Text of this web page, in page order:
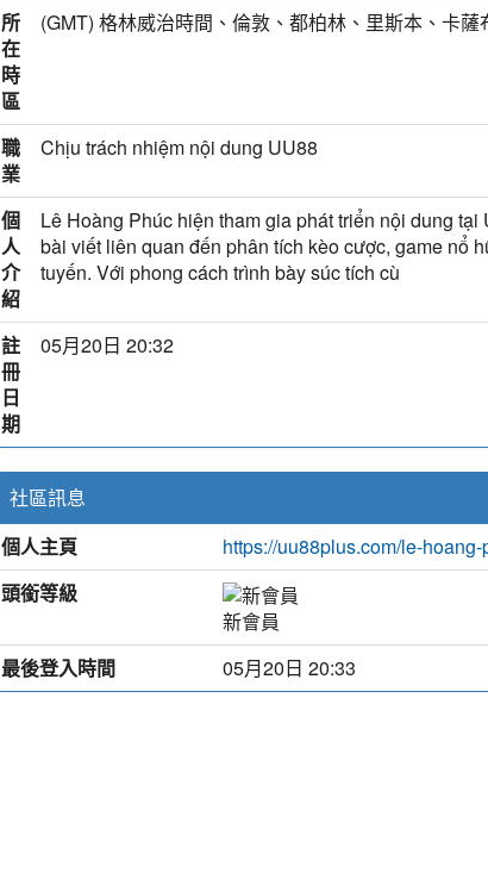
所
在
時
區
(GMT) 格林威治時間、倫敦、都柏林、里斯本、卡薩
職
業
Chịu trách nhiệm nội dung UU88
個
人
介
紹
Lê Hoàng Phúc hiện tham gia phát triển nội dung
bài viết liên quan đến phân tích kèo cược, game nổ
tuyến. Với phong cách trình bày súc tích cù
註
冊
日
期
05月20日 20:32
社區訊息
個人主頁
https://uu88plus.com/le-hoang-
頭銜等級
新會員
最後登入時間
05月20日 20:33